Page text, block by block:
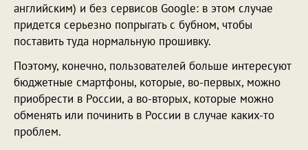
английским) и без сервисов Google: в этом случае
придется серьезно попрыгать с бубном, чтобы
поставить туда нормальную прошивку.
Поэтому, конечно, пользователей больше интересуют
бюджетные смартфоны, которые, во-первых, можно
приобрести в России, а во-вторых, которые можно
обменять или починить в России в случае каких-то
проблем.